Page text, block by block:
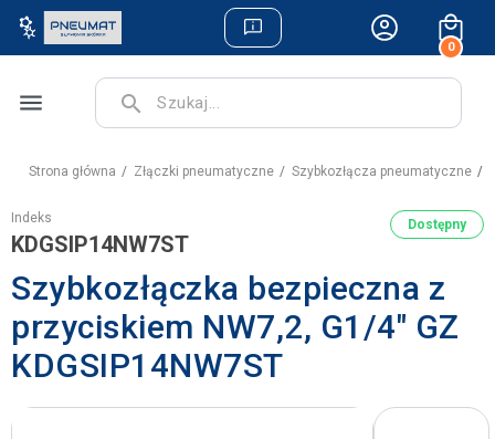
0
menu search
Strona główna Złączki pneumatyczne Szybkozłącza pneumatyczne
Indeks
KDGSIP14NW7ST
Dostępny
Szybkozłączka bezpieczna z
przyciskiem NW7,2, G1/4" GZ
KDGSIP14NW7ST